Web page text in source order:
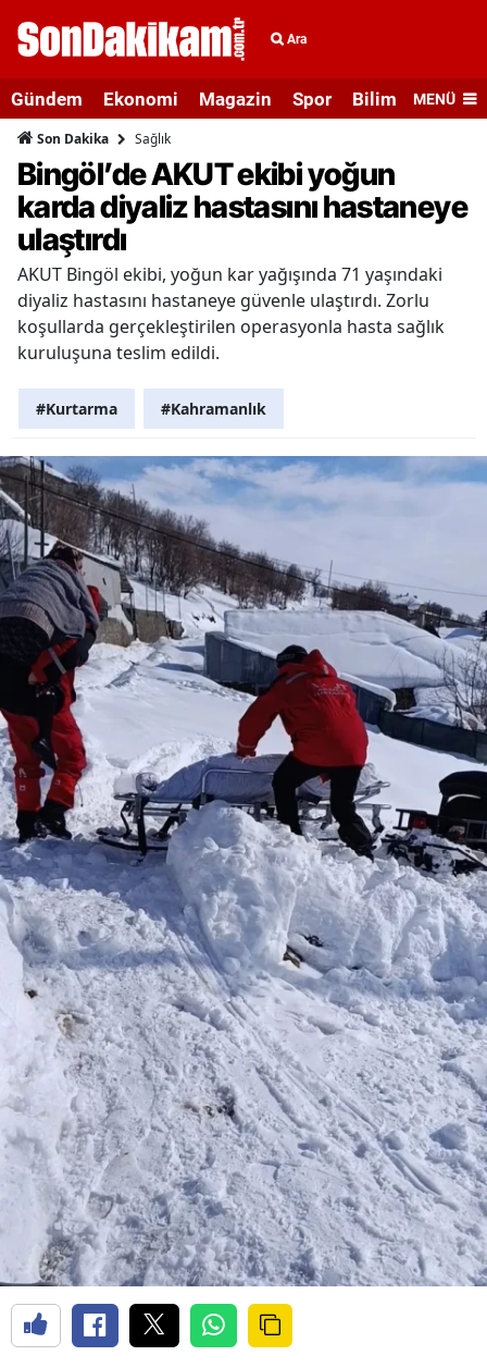
Ara
Gündem Ekonomi Magazin Spor Bilim veMENÜ
Son Dakika Sağlık
Bingöl’de AKUT ekibi yoğun
karda diyaliz hastasını hastaneye
ulaştırdı
AKUT Bingöl ekibi, yoğun kar yağışında 71 yaşındaki
diyaliz hastasını hastaneye güvenle ulaştırdı. Zorlu
koşullarda gerçekleştirilen operasyonla hasta sağlık
kuruluşuna teslim edildi.
#Kurtarma #Kahramanlık